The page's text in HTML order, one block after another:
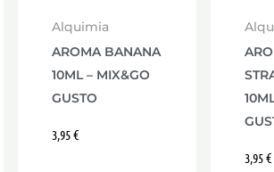
Alquimia
AROMA BANANA
10ML – MIX&GO
GUSTO
3,95€
3,95€